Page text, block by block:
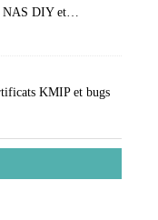
NAS DIY et…
KMIP et bugs